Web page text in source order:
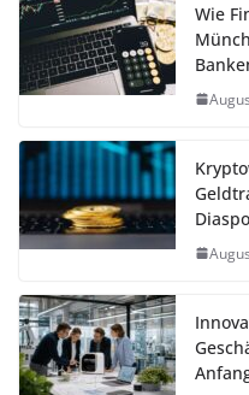
Wie